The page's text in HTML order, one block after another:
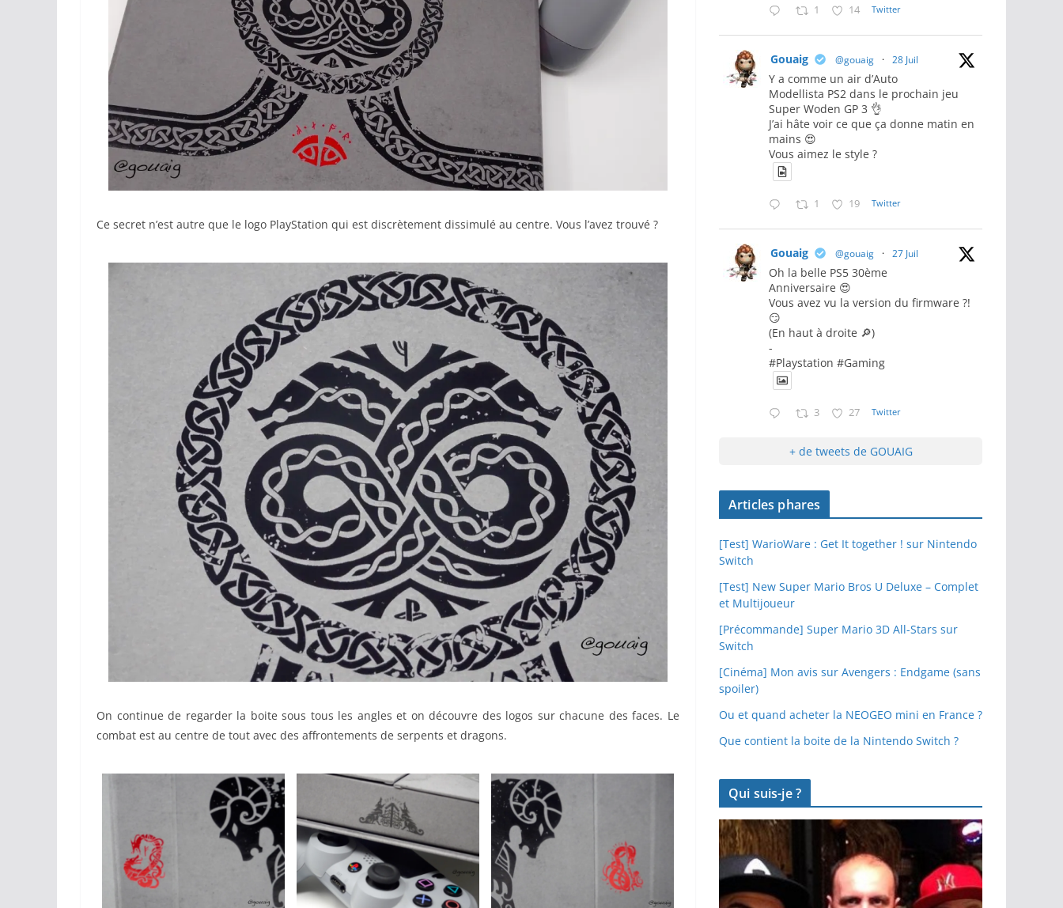
Ce secret n’est autre que le logo PlayStation qui est discrètement dissimulé au centre. Vous l’avez trouvé ?
On continue de regarder la boite sous tous les angles et on découvre des logos sur chacune des faces. Le
combat est au centre de tout avec des affrontements de serpents et dragons.
1 14 Twitter
Gouaig @gouaig · 28 Juil
Y a comme un air d’Auto
Modellista PS2 dans le prochain jeu
Super Woden GP 3 👌
J’ai hâte voir ce que ça donne matin en
mains 😍
Vous aimez le style ?
1 19 Twitter
Gouaig @gouaig · 27 Juil
Oh la belle PS5 30ème
Anniversaire 😍
Vous avez vu la version du firmware ?!
😏
(En haut à droite 🔎)
-
#Playstation #Gaming
3 27 Twitter
+ de tweets de GOUAIG
Articles phares
[Test] WarioWare : Get It together ! sur Nintendo
Switch
[Test] New Super Mario Bros U Deluxe – Complet
et Multijoueur
[Précommande] Super Mario 3D All-Stars sur
Switch
[Cinéma] Mon avis sur Avengers : Endgame (sans
spoiler)
Ou et quand acheter la NEOGEO mini en France ?
Que contient la boite de la Nintendo Switch ?
Qui suis-je ?